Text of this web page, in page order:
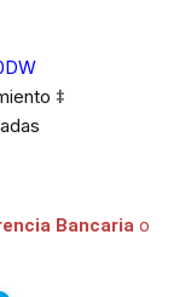
‡
Bancaria o